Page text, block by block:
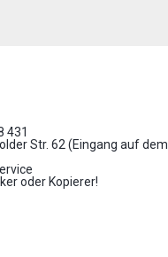
431
Str. 62 (Eingang auf dem
oder Kopierer!